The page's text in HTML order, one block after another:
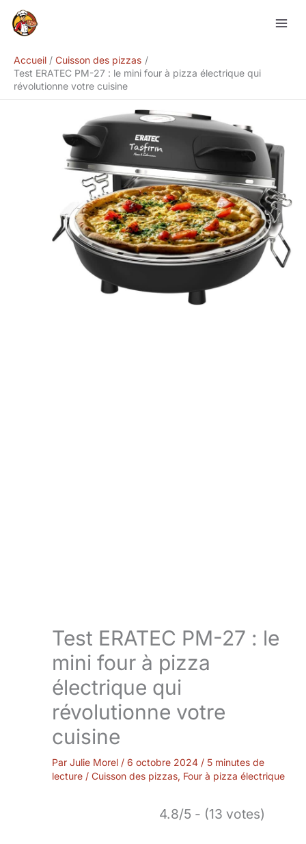
Accueil
Cuisson des pizzas
Test ERATEC PM-27 : le mini four à pizza électrique qui
révolutionne votre cuisine
Test ERATEC PM-27 : le
mini four à pizza
électrique qui
révolutionne votre
cuisine
Par Julie Morel / 6 octobre 2024 / 5 minutes de
lecture / Cuisson des pizzas, Four à pizza électrique
4.8/5 - (13 votes)
Rechercher